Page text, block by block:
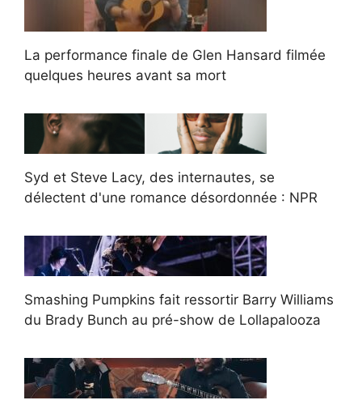
La performance finale de Glen Hansard filmée
quelques heures avant sa mort
Syd et Steve Lacy, des internautes, se
délectent d'une romance désordonnée : NPR
Smashing Pumpkins fait ressortir Barry Williams
du Brady Bunch au pré-show de Lollapalooza